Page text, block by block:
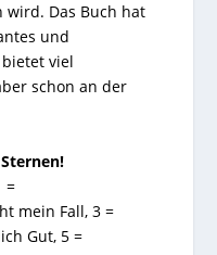
Das Buch hat
und
viel
schon an der
=
mein Fall, 3 =
Gut, 5 =